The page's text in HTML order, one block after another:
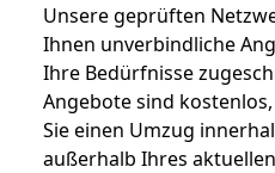
Unsere geprüften
Ihnen unverbindliche
Ihre Bedürfnisse
Angebote sind
Sie einen Umzug
außerhalb Ihres